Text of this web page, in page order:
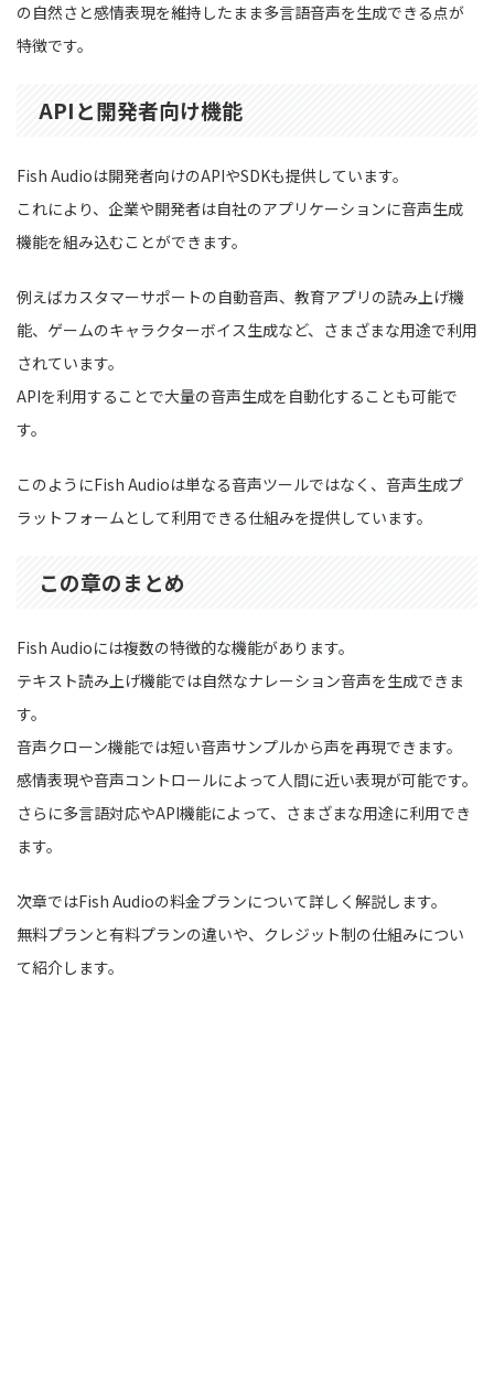
の自然さと感情表現を維持したまま多言語音声を生成できる点が
特徴です。
APIと開発者向け機能
Fish Audioは開発者向けのAPIやSDKも提供しています。
これにより、企業や開発者は自社のアプリケーションに音声生成
機能を組み込むことができます。
例えばカスタマーサポートの自動音声、教育アプリの読み上げ機
能、ゲームのキャラクターボイス生成など、さまざまな用途で利用
されています。
APIを利用することで大量の音声生成を自動化することも可能で
す。
このようにFish Audioは単なる音声ツールではなく、音声生成プ
ラットフォームとして利用できる仕組みを提供しています。
この章のまとめ
Fish Audioには複数の特徴的な機能があります。
テキスト読み上げ機能では自然なナレーション音声を生成できま
す。
音声クローン機能では短い音声サンプルから声を再現できます。
感情表現や音声コントロールによって人間に近い表現が可能です。
さらに多言語対応やAPI機能によって、さまざまな用途に利用でき
ます。
次章ではFish Audioの料金プランについて詳しく解説します。
無料プランと有料プランの違いや、クレジット制の仕組みについ
て紹介します。